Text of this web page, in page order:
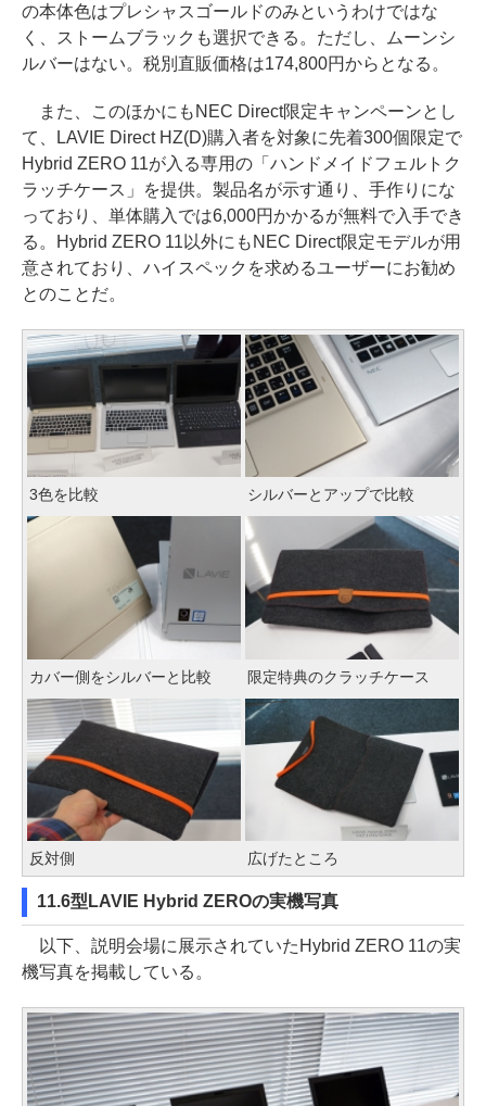
の本体色はプレシャスゴールドのみというわけではな
く、ストームブラックも選択できる。ただし、ムーンシ
ルバーはない。税別直販価格は174,800円からとなる。
また、このほかにもNEC Direct限定キャンペーンとし
て、LAVIE Direct HZ(D)購入者を対象に先着300個限定で
Hybrid ZERO 11が入る専用の「ハンドメイドフェルトク
ラッチケース」を提供。製品名が示す通り、手作りにな
っており、単体購入では6,000円かかるが無料で入手でき
る。Hybrid ZERO 11以外にもNEC Direct限定モデルが用
意されており、ハイスペックを求めるユーザーにお勧め
とのことだ。
3色を比較 シルバーとアップで比較
カバー側をシルバーと比較 限定特典のクラッチケース
反対側 広げたところ
11.6型LAVIE Hybrid ZEROの実機写真
以下、説明会場に展示されていたHybrid ZERO 11の実
機写真を掲載している。